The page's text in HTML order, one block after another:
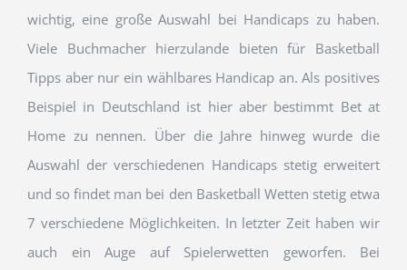
wichtig, eine große Auswahl bei Handicaps zu haben.
Viele Buchmacher hierzulande bieten für Basketball
Tipps aber nur ein wählbares Handicap an. Als positives
Beispiel in Deutschland ist hier aber bestimmt Bet at
Home zu nennen. Über die Jahre hinweg wurde die
Auswahl der verschiedenen Handicaps stetig erweitert
und so findet man bei den Basketball Wetten stetig etwa
7 verschiedene Möglichkeiten. In letzter Zeit haben wir
auch ein Auge auf Spielerwetten geworfen. Bei